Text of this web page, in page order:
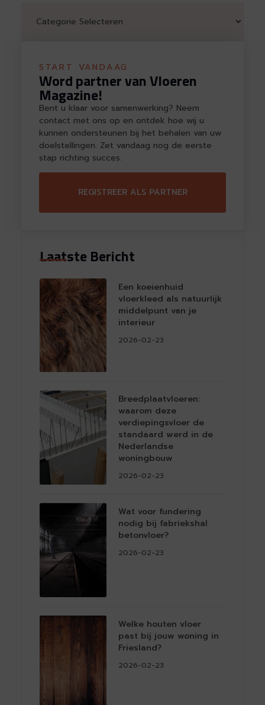
Laatste Bericht
Een koeienhuid
vloerkleed als natuurlijk
middelpunt van je
interieur
2026-02-23
Breedplaatvloeren:
waarom deze
verdiepingsvloer de
standaard werd in de
Nederlandse
woningbouw
2026-02-23
Wat voor fundering
nodig bij fabriekshal
betonvloer?
2026-02-23
Welke houten vloer
past bij jouw woning in
Friesland?
2026-02-23
START VANDAAG
Word partner van Vloeren
Magazine!
Bent u klaar voor samenwerking? Neem
contact met ons op en ontdek hoe wij u
kunnen ondersteunen bij het behalen van uw
doelstellingen. Zet vandaag nog de eerste
stap richting succes.
REGISTREER ALS PARTNER